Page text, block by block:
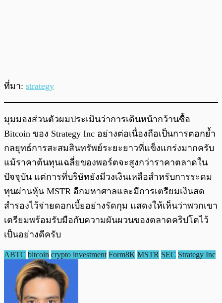
ที่มา: strategy
มุมมองส่วนตัวผมประเมินว่าการเดินหน้ากว้านซื้อ
Bitcoin ของ Strategy Inc อย่างต่อเนื่องถือเป็นการตอกย้ำ
กลยุทธ์การสะสมสินทรัพย์ระยะยาวที่แข็งแกร่งมากครับ
แม้ราคาต้นทุนเฉลี่ยของพอร์ตจะสูงกว่าราคาตลาดใน
ปัจจุบัน แต่การที่บริษัทยังมีวงเงินเหลือสำหรับการระดม
ทุนผ่านหุ้น MSTR อีกมหาศาลและมีการเตรียมเงินสด
สำรองไว้จ่ายดอกเบี้ยอย่างรัดกุม แสดงให้เห็นว่าพวกเขา
เตรียมพร้อมรับมือกับความผันผวนของตลาดคริปโตไว้
เป็นอย่างดีครับ
ABTC bitcoin crypto investment Form8K MSTR SEC Strategy Inc